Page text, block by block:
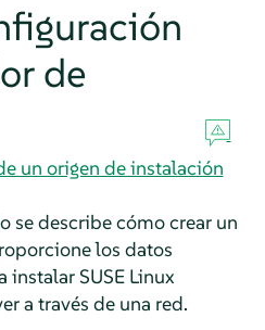
de
un origen de instalación
se describe cómo crear un
los datos
instalar SUSE Linux
a través de una red.